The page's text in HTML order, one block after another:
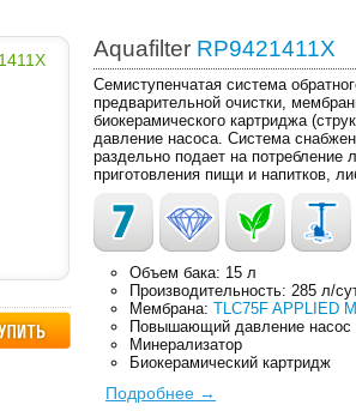
Aquafilter RP9421411X
Семиступенчатая система
предварительной очистки,
биокерамического картриджа
давление насоса. Система
раздельно подает на
приготовления пищи и напитков,
Объем бака: 15 л
Производительность: 285 л/
Мембрана: TLC75F APPLIED
Повышающий давление насос
Минерализатор
Биокерамический картридж
Подробнее →